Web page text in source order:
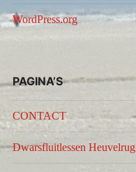
WordPress.org
PAGINA’S
CONTACT
Dwarsfluitlessen Heuvelrug